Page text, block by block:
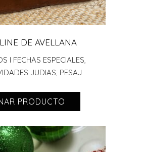
DE AVELLANA
I FECHAS ESPECIALES,
JUDIAS, PESAJ
PRODUCTO